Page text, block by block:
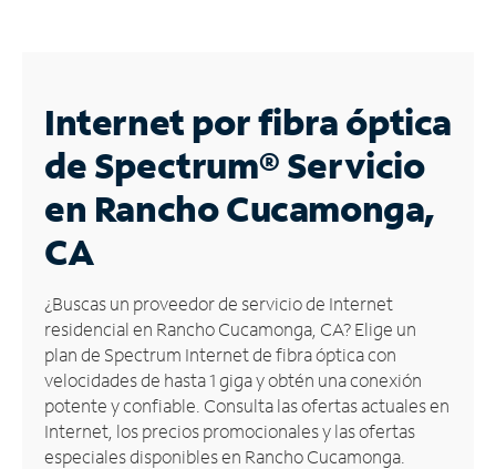
Business
Contáctanos
Inglés
Administrar
cuenta
Encuentra
una
tienda
Internet por fibra óptica
de Spectrum®Servicio
en Rancho Cucamonga,
CA
¿Buscas un proveedor de servicio de Internet
residencial en Rancho Cucamonga, CA? Elige un
plan de Spectrum Internet de fibra óptica con
velocidades de hasta 1 giga y obtén una conexión
potente y confiable. Consulta las ofertas actuales en
Internet, los precios promocionales y las ofertas
especiales disponibles en Rancho Cucamonga.